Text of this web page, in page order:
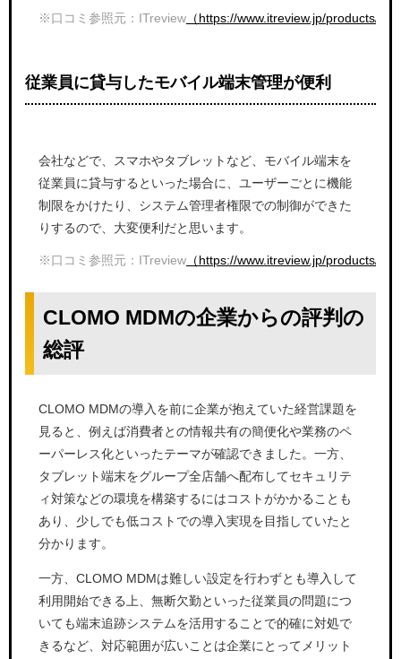
※口コミ参照元：ITreview （https://www.itreview.jp/products/
従業員に貸与したモバイル端末管理が便利
会社などで、スマホやタブレットなど、モバイル端末を
従業員に貸与するといった場合に、ユーザーごとに機能
制限をかけたり、システム管理者権限での制御ができた
りするので、大変便利だと思います。
※口コミ参照元：ITreview （https://www.itreview.jp/products/
CLOMO MDMの企業からの評判の
総評
CLOMO MDMの導入を前に企業が抱えていた経営課題を
見ると、例えば消費者との情報共有の簡便化や業務のペ
ーパーレス化といったテーマが確認できました。一方、
タブレット端末をグループ全店舗へ配布してセキュリテ
ィ対策などの環境を構築するにはコストがかかることも
あり、少しでも低コストでの導入実現を目指していたと
分かります。
一方、CLOMO MDMは難しい設定を行わずとも導入して
利用開始できる上、無断欠勤といった従業員の問題につ
いても端末追跡システムを活用することで的確に対処で
きるなど、対応範囲が広いことは企業にとってメリット